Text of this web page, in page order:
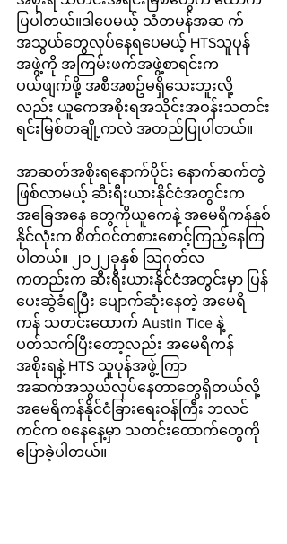
ပြပါတယ်။ဒါပေမယ့် သံတမန်အဆ က်
အသွယ်တွေလုပ်နေရပေမယ့် HTSသူပုန်
အဖွဲ့ကို အကြမ်းဖက်အဖွဲ့စာရင်းက
ပယ်ဖျက်ဖို့ အစီအစဥ်မရှိသေးဘူးလို့
လည်း ယူကေအစိုးရအသိုင်းအဝန်းသတင်း
ရင်းမြစ်တချို့ကလဲ အတည်ပြုပါတယ်။
အာဆတ်အစိုးရနောက်ပိုင်း နောက်ဆက်တွဲ
ဖြစ်လာမယ့် ဆီးရီးယားနိုင်ငံအတွင်းက
အခြေအနေ တွေကိုယူကေနဲ့ အမေရိကန်နှစ်
နိုင်လုံးက စိတ်ဝင်တစားစောင့်ကြည့်နေကြ
ပါတယ်။ ၂၀၂၂ခုနှစ် သြဂုတ်လ
ကတည်းက ဆီးရီးယားနိုင်ငံအတွင်းမှာ ပြန်
ပေးဆွဲခံရပြီး ပျောက်ဆုံးနေတဲ့ အမေရိ
ကန် သတင်းထောက် Austin Tice နဲ့
ပတ်သက်ပြီးတော့လည်း အမေရိကန်
အစိုးရနဲ့ HTS သူပုန်အဖွဲ့ ကြာ
အဆက်အသွယ်လုပ်နေတာတွေရှိတယ်လို့
အမေရိကန်နိုင်ငံခြားရေးဝန်ကြီး ဘလင်
ကင်က စနေနေ့မှာ သတင်းထောက်တွေကို
ပြောခဲ့ပါတယ်။